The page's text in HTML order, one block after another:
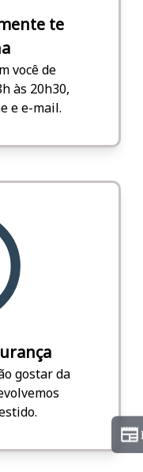
te
você de
às 20h30,
e e-mail.
gostar da